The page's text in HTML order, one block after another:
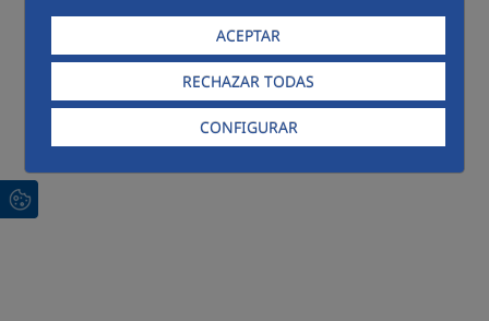
ACEPTAR
RECHAZAR TODAS
CONFIGURAR